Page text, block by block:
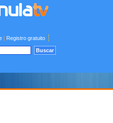
| Registro gratuito